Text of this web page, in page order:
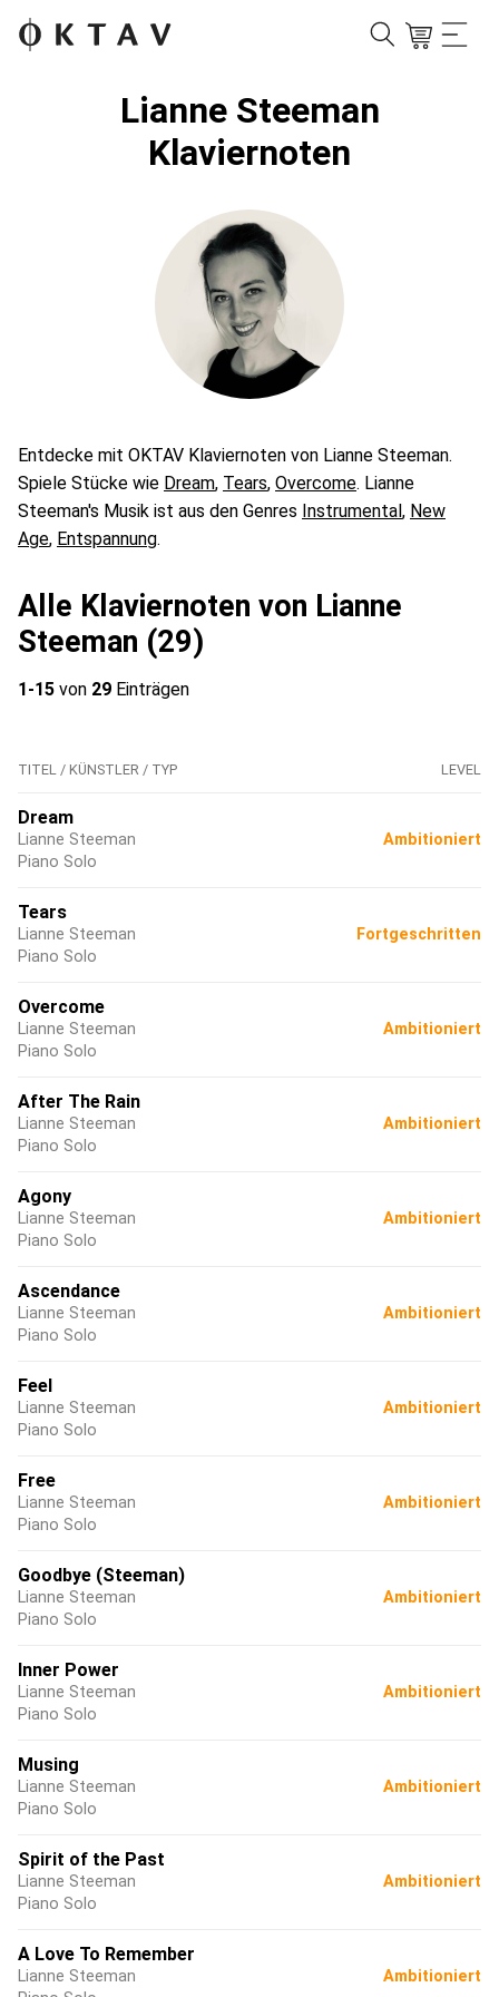
Lianne Steeman
Klaviernoten
Entdecke mit OKTAV Klaviernoten von Lianne Steeman.
Spiele Stücke wie Dream, Tears, Overcome. Lianne
Steeman's Musik ist aus den Genres Instrumental, New
Age, Entspannung.
Alle Klaviernoten von Lianne
Steeman (29)
1-15 von 29 Einträgen
TITEL / KÜNSTLER / TYP LEVEL
Dream
Lianne Steeman
Piano Solo
Ambitioniert
Tears
Lianne Steeman
Piano Solo
Fortgeschritten
Overcome
Lianne Steeman
Piano Solo
Ambitioniert
After The Rain
Lianne Steeman
Piano Solo
Ambitioniert
Agony
Lianne Steeman
Piano Solo
Ambitioniert
Ascendance
Lianne Steeman
Piano Solo
Ambitioniert
Feel
Lianne Steeman
Piano Solo
Ambitioniert
Free
Lianne Steeman
Piano Solo
Ambitioniert
Goodbye (Steeman)
Lianne Steeman
Piano Solo
Ambitioniert
Inner Power
Lianne Steeman
Piano Solo
Ambitioniert
Musing
Lianne Steeman
Piano Solo
Ambitioniert
Spirit of the Past
Lianne Steeman
Piano Solo
Ambitioniert
A Love To Remember
Lianne Steeman
Ambitioniert